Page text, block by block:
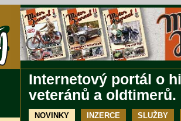
Internetový portál o
veteránů a oldtimerů.
NOVINKY INZERCE SLUŽBY